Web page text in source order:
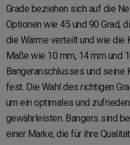
Grade beziehen sich auf die
Optionen wie 45 und 90 Grad,
die Wärme verteilt und wie die
Maße wie 10 mm, 14 mm und
Bangeranschlusses und seine
fest. Die Wahl des richtigen
um ein optimales und
gewährleisten. Bangers sind
einer Marke, die für ihre